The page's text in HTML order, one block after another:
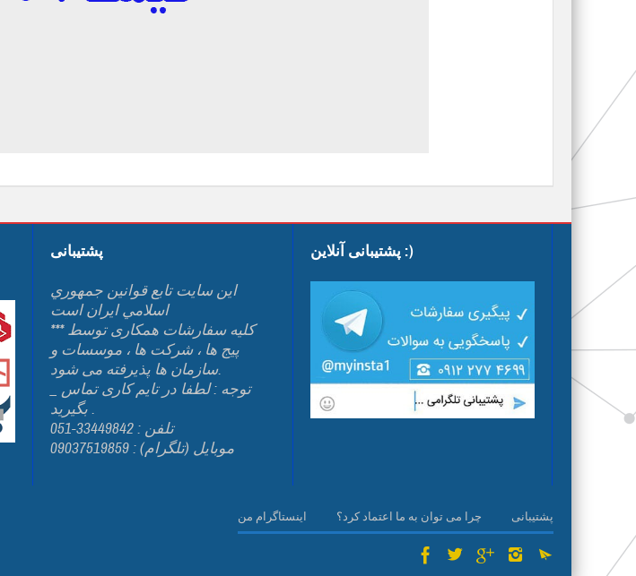
پشتیبانی
اين سايت تابع قوانين جمهوري
اسلامي ايران است
*** کلیه سفارشات همکاری توسط
پیج ها ، شرکت ها ، موسسات و
سازمان ها پذیرفته می شود.
بگیرید .
تلفن : 33449842-051
موبایل (تلگرام) : 09037519859
پشتیبانی آنلاین :)
اینستاگرام من چرا می توان به ما اعتماد کرد؟ پشتیبانی